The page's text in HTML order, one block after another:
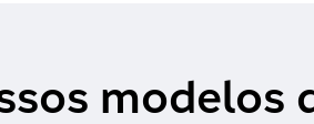
modelos